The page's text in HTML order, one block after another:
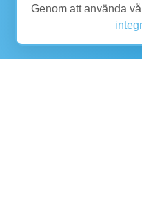
Genom att använda